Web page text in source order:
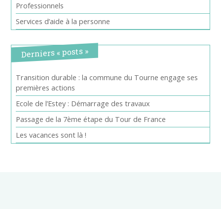
Professionnels
Services d’aide à la personne
Derniers « posts »
Transition durable : la commune du Tourne engage ses
premières actions
Ecole de l’Estey : Démarrage des travaux
Passage de la 7ème étape du Tour de France
Les vacances sont là !